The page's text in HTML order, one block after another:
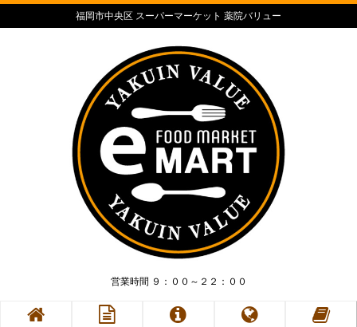
福岡市中央区 スーパーマーケット 薬院バリュー
営業時間 ９：００～２２：００